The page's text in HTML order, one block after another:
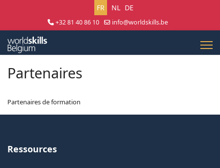
Sélectionnez votre langue
FR NL DE
+32 81 40 86 10
info@worldskills.be
Partenaires
Partenaires de formation
Ressources